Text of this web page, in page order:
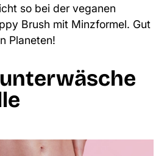
so bei der veganen
Brush mit Minzformel. Gut
Planeten!